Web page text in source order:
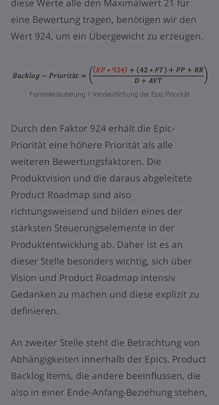
diese Werte alle den Maximalwert 21 für
eine Bewertung tragen, benötigen wir den
Wert 924, um ein Übergewicht zu erzeugen.
Formelerläuterung 1 Verdeutlichung der Epic Priorität
Durch den Faktor 924 erhält die Epic-
Priorität eine höhere Priorität als alle
weiteren Bewertungsfaktoren. Die
Produktvision und die daraus abgeleitete
Product Roadmap sind also
richtungsweisend und bilden eines der
stärksten Steuerungselemente in der
Produktentwicklung ab. Daher ist es an
dieser Stelle besonders wichtig, sich über
Vision und Product Roadmap intensiv
Gedanken zu machen und diese explizit zu
definieren.
An zweiter Stelle steht die Betrachtung von
Abhängigkeiten innerhalb der Epics. Product
Backlog Items, die andere beeinflussen, die
also in einer Ende-Anfang-Beziehung stehen,